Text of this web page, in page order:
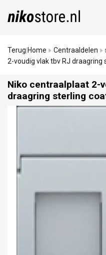
Terug Home Centraaldelen
2-voudig vlak tbv RJ
Niko centraalplaat 2-
draagring sterling